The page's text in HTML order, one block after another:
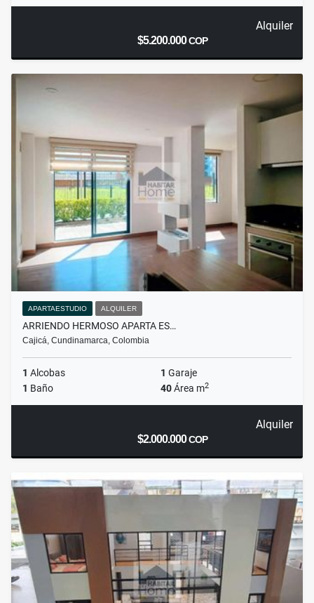
Alquiler
$5.200.000COP
APARTAESTUDIO ALQUILER
ARRIENDO HERMOSO APARTA ES…
Cajicá, Cundinamarca, Colombia
1 Alcobas 1 Garaje
1 Baño 40Área m2
Alquiler
$2.000.000COP